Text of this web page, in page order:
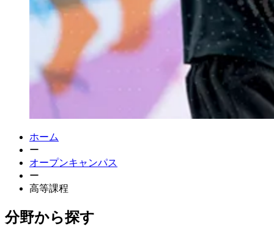
ホーム
ー
オープンキャンパス
ー
高等課程
分野から探す